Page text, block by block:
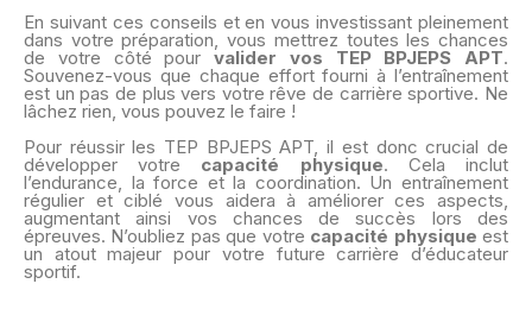
En suivant ces conseils et en vous investissant pleinement
dans votre préparation, vous mettrez toutes les chances
de votre côté pour valider vos TEP BPJEPS APT.
Souvenez-vous que chaque effort fourni à l’entraînement
est un pas de plus vers votre rêve de carrière sportive. Ne
lâchez rien, vous pouvez le faire !
Pour réussir les TEP BPJEPS APT, il est donc crucial de
développer votre capacité physique. Cela inclut
l’endurance, la force et la coordination. Un entraînement
régulier et ciblé vous aidera à améliorer ces aspects,
augmentant ainsi vos chances de succès lors des
épreuves. N’oubliez pas que votre capacité physique est
un atout majeur pour votre future carrière d’éducateur
sportif.